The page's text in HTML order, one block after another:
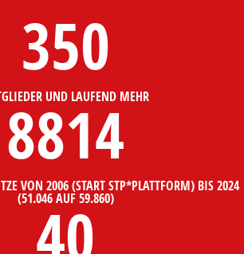
350
UND LAUFEND MEHR
8814
VON 2006 (START STP*PLATTFORM) BIS 2024
(51.046 AUF 59.860)
40